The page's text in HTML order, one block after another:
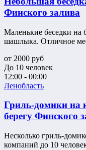
Финского залива
Маленькие беседки на
шашлыка. Отличное
от 2000 руб
До 10 человек
12:00 - 00:00
Ленобласть
Гриль-домики на
берегу Финского
Несколько гриль-
компаний до 10